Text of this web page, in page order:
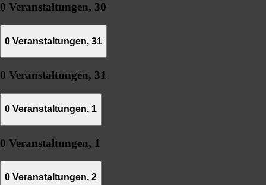
0 Veranstaltungen, 30
0 Veranstaltungen, 31
0 Veranstaltungen, 31
0 Veranstaltungen, 1
0 Veranstaltungen, 1
0 Veranstaltungen, 2